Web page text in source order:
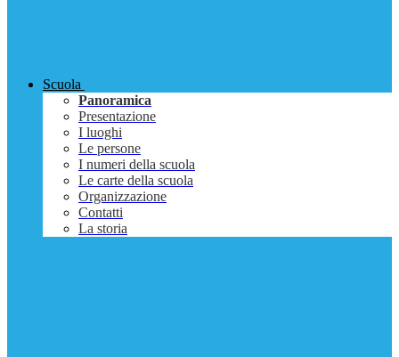
Scuola
Panoramica
Presentazione
I luoghi
Le persone
I numeri della scuola
Le carte della scuola
Organizzazione
Contatti
La storia